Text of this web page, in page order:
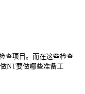
查项目。而在这些检查
NT要做哪些准备工